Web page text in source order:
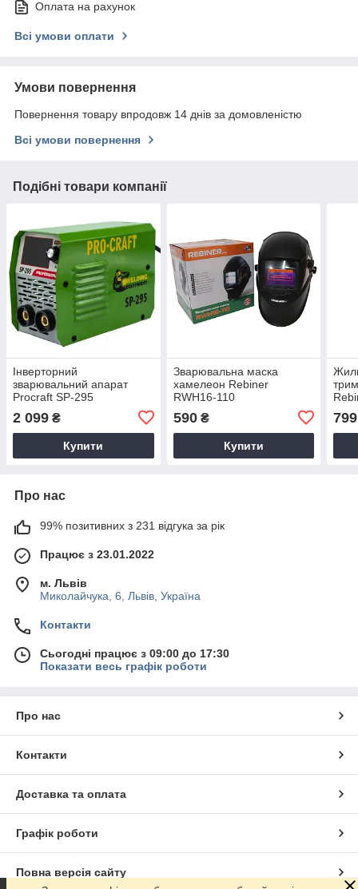
Оплата на рахунок
Всі умови оплати
Умови повернення
Повернення товару впродовж 14 днів за домовленістю
Всі умови повернення
Подібні товари компанії
Інверторний
зварювальний апарат
Procraft SP-295
2 099 ₴
Купити
Зварювальна маска
хамелеон Rebiner
RWH16-110
590₴
Купити
799
Про нас
99% позитивних з 231 відгука за рік
Працює з 23.01.2022
м. Львів
Миколайчука, 6, Львів, Україна
Контакти
Сьогодні працює з 09:00 до 17:30
Показати весь графік роботи
Про нас
Контакти
Доставка та оплата
Графік роботи
Повна версія сайту